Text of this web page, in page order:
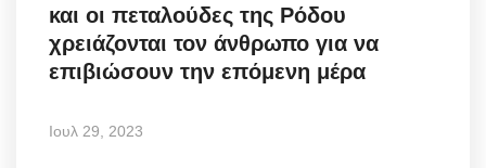
και οι πεταλούδες της Ρόδου
χρειάζονται τον άνθρωπο για να
επιβιώσουν την επόμενη μέρα
Ιουλ 29, 2023